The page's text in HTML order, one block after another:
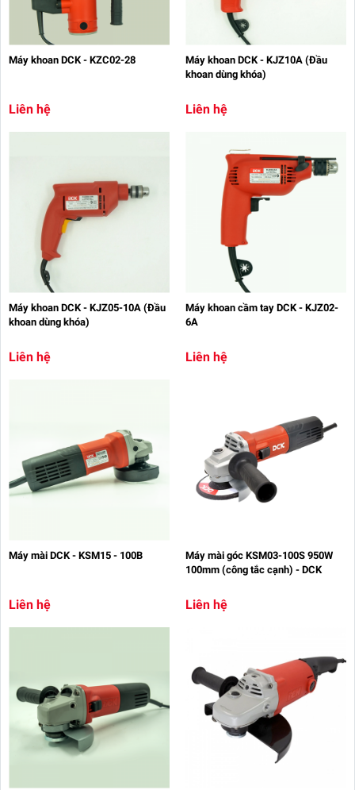
Máy khoan DCK - KZC02-28
Liên hệ
Máy khoan DCK - KJZ10A (Đầu
khoan dùng khóa)
Liên hệ
Máy khoan DCK - KJZ05-10A (Đầu
khoan dùng khóa)
Liên hệ
Máy khoan cầm tay DCK - KJZ02-
6A
Liên hệ
Máy mài DCK - KSM15 - 100B
Liên hệ
Máy mài góc KSM03-100S 950W
100mm (công tắc cạnh) - DCK
Liên hệ